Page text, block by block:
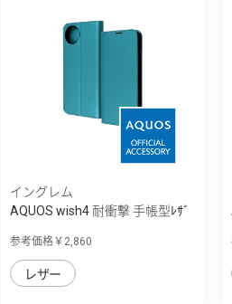
イングレム
AQUOS wish4 耐衝撃 手帳型ﾚｻﾞ
参考価格￥2,860
レザー